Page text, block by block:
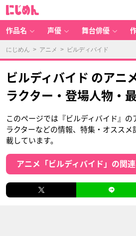
作品名 声優 舞台俳優
にじめん > アニメ > ビルディバイド
ビルディバイド のアニ
ラクター・登場人物・
このページでは『ビルディバイド』
ラクターなどの情報、特集・オスス
載しています。
アニメ「ビルディバイド」の関